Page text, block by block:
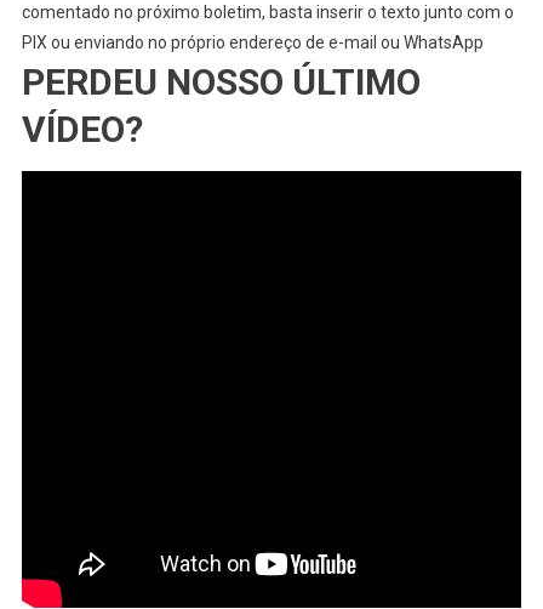
comentado no próximo boletim, basta inserir o texto junto com o
PIX ou enviando no próprio endereço de e-mail ou WhatsApp
PERDEU NOSSO ÚLTIMO
VÍDEO?